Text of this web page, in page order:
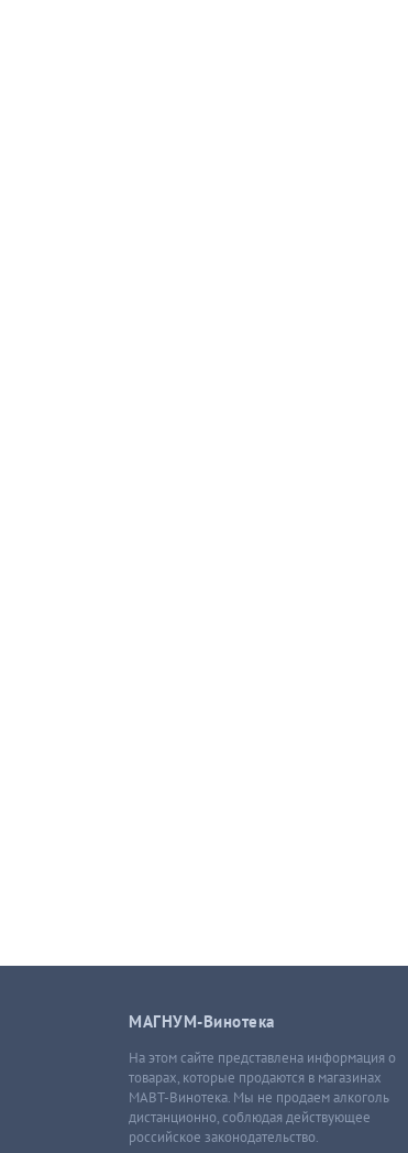
МАГНУМ-Винотека
На этом сайте представлена информация о
товарах, которые продаются в магазинах
МАВТ-Винотека. Мы не продаем алкоголь
дистанционно, соблюдая действующее
российское законодательство.